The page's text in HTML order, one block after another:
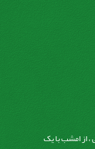
از امشب با یک